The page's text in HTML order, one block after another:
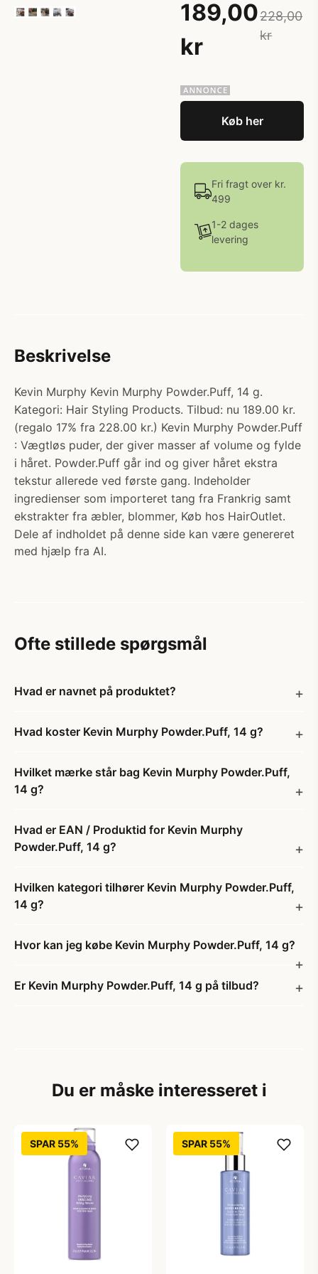
189,00
kr
228,00
kr
Køb her
Fri fragt over kr.
499
1-2 dages
levering
Beskrivelse
Kevin Murphy Kevin Murphy Powder.Puff, 14 g.
Kategori: Hair Styling Products. Tilbud: nu 189.00 kr.
(regalo 17% fra 228.00 kr.) Kevin Murphy Powder.Puff
: Vægtløs puder, der giver masser af volume og fylde
i håret. Powder.Puff går ind og giver håret ekstra
tekstur allerede ved første gang. Indeholder
ingredienser som importeret tang fra Frankrig samt
ekstrakter fra æbler, blommer, Køb hos HairOutlet.
Dele af indholdet på denne side kan være genereret
med hjælp fra AI.
Ofte stillede spørgsmål
Hvad er navnet på produktet?
Hvad koster Kevin Murphy Powder.Puff, 14 g?
Hvilket mærke står bag Kevin Murphy Powder.Puff,
14 g?
Hvad er EAN / Produktid for Kevin Murphy
Powder.Puff, 14 g?
Hvilken kategori tilhører Kevin Murphy Powder.Puff,
14 g?
Hvor kan jeg købe Kevin Murphy Powder.Puff, 14 g?
Er Kevin Murphy Powder.Puff, 14 g på tilbud?
Du er måske interesseret i
SPAR 55% SPAR 55%